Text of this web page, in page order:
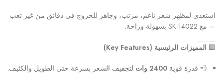
استعدي لمظهر شعر ناعم، مرتب، وجاهز للخروج في دقائق من غير تعب
— مع SK-14022 بسهولة وراحة.
🟩 المميزات الرئيسية (Key Features)
💨 قدرة قوية2400 وات لتجفيف الشعر بسرعة حتى الطويل والكثيف.